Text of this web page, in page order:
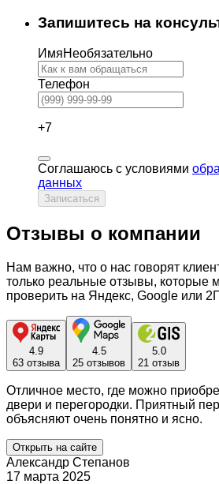
Запишитесь на
ИмяНеобязательно
Телефон
+7
Соглашаюсь с условиями
данных
Записаться
Отзывы о компании
Нам важно, что о нас говорят
только реальные отзывы, которые
проверить на Яндекс, Google или
4.9
63 отзыва
4.5
25 отзывов
5.0
21 отзыв
Отличное место, где можно
двери и перегородки. Приятный
объясняют очень понятно и ясно.
Открыть на сайте
Александр Степанов
17 марта 2025